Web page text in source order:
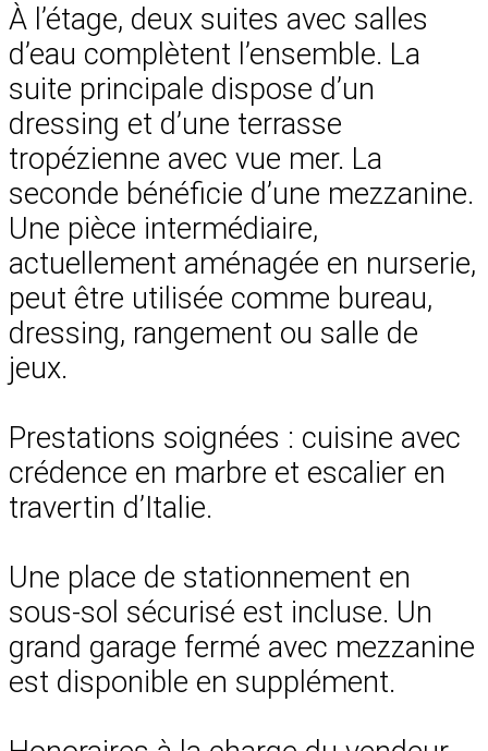
À l’étage, deux suites avec salles
d’eau complètent l’ensemble. La
suite principale dispose d’un
dressing et d’une terrasse
tropézienne avec vue mer. La
seconde bénéficie d’une mezzanine.
Une pièce intermédiaire,
actuellement aménagée en nurserie,
peut être utilisée comme bureau,
dressing, rangement ou salle de
jeux.
Prestations soignées : cuisine avec
crédence en marbre et escalier en
travertin d’Italie.
Une place de stationnement en
sous-sol sécurisé est incluse. Un
grand garage fermé avec mezzanine
est disponible en supplément.